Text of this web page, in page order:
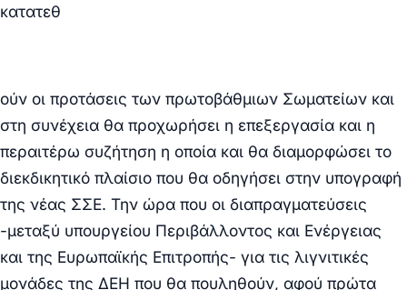
κατατεθ
ούν οι προτάσεις των πρωτοβάθμιων Σωματείων και
στη συνέχεια θα προχωρήσει η επεξεργασία και η
περαιτέρω συζήτηση η οποία και θα διαμορφώσει το
διεκδικητικό πλαίσιο που θα οδηγήσει στην υπογραφή
της νέας ΣΣΕ. Την ώρα που οι διαπραγματεύσεις
-μεταξύ υπουργείου Περιβάλλοντος και Ενέργειας
και της Ευρωπαϊκής Επιτροπής- για τις λιγνιτικές
μονάδες της ΔΕΗ που θα πουληθούν, αφού πρώτα